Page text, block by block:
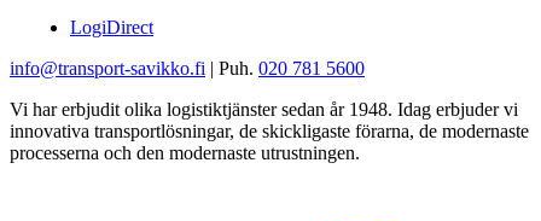
LogiDirect
info@transport-savikko.fi | Puh. 020 781 5600
Vi har erbjudit olika logistiktjänster sedan år 1948. Idag erbjuder vi
innovativa transportlösningar, de skickligaste förarna, de modernaste
processerna och den modernaste utrustningen.